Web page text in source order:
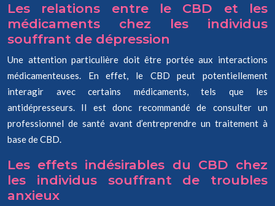
Les relations entre le CBD et les
médicaments chez les individus
souffrant de dépression
Une attention particulière doit être portée aux interactions
médicamenteuses. En effet, le CBD peut potentiellement
interagir avec certains médicaments, tels que les
antidépresseurs. Il est donc recommandé de consulter un
professionnel de santé avant d’entreprendre un traitement à
base de CBD.
Les effets indésirables du CBD chez
les individus souffrant de troubles
anxieux